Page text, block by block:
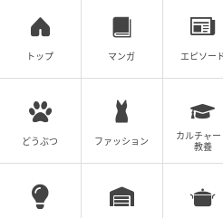
何度もよそって量を調整する
なサイズのご飯ストックがあ
い日のための冷凍ご飯作り
加えて、冷凍ご飯のサイズが
整理もしやすくなるのが◎
トップ マンガ エピソー
どうぶつ ファッション
カルチャー
教養